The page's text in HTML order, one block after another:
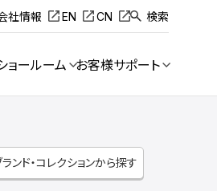
社情報 EN CN 検索
ョールーム お客様サポート
ランド・コレクションから探す